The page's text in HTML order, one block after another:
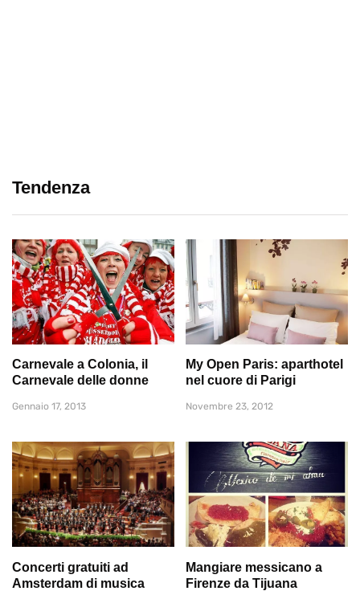
Tendenza
Carnevale a Colonia, il
Carnevale delle donne
Gennaio 17, 2013
My Open Paris: aparthotel
nel cuore di Parigi
Novembre 23, 2012
Concerti gratuiti ad
Amsterdam di musica
Mangiare messicano a
Firenze da Tijuana